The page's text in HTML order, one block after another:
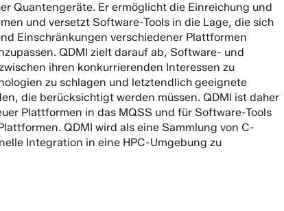
Quantengeräte. Er ermöglicht die Einreichung und
und versetzt Software-Tools in die Lage, die sich
Einschränkungen verschiedener Plattformen
QDMI zielt darauf ab, Software- und
ihren konkurrierenden Interessen zu
zu schlagen und letztendlich geeignete
die berücksichtigt werden müssen. QDMI ist daher
Plattformen in das MQSS und für Software-Tools
QDMI wird als eine Sammlung von C-
Integration in eine HPC-Umgebung zu